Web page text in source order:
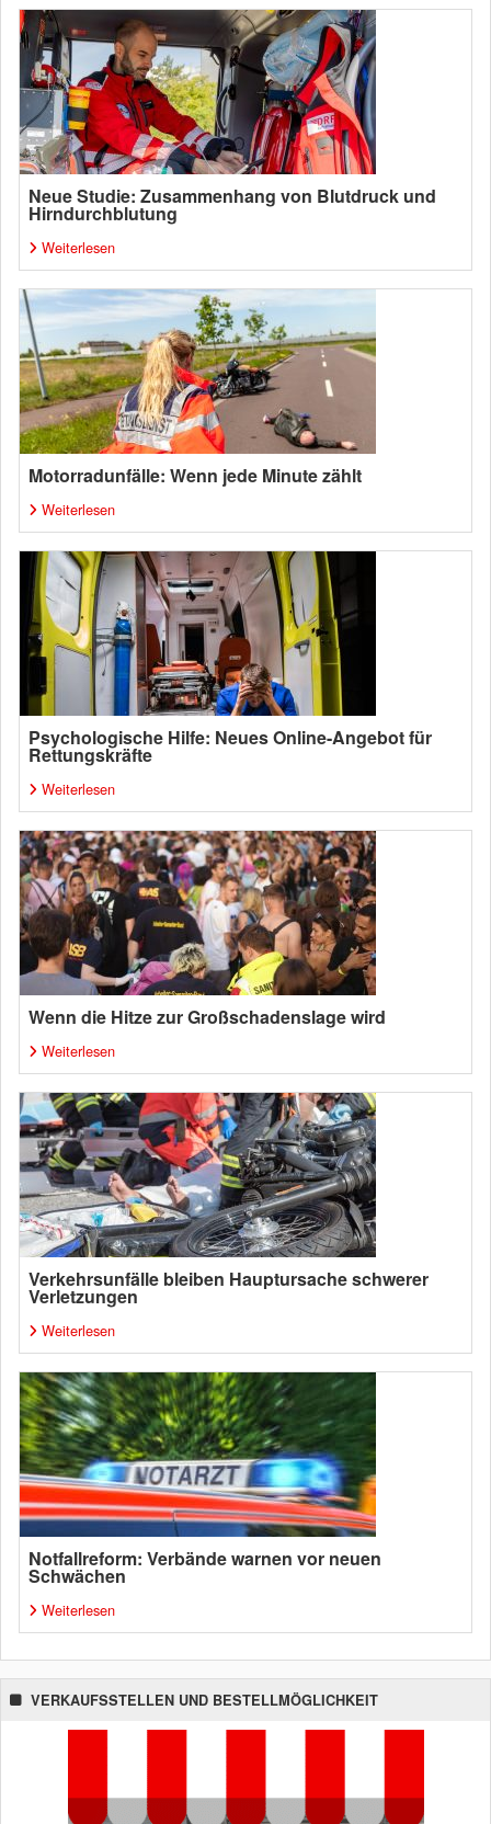
Neue Studie: Zusammenhang von Blutdruck und
Hirndurchblutung
Weiterlesen
Motorradunfälle: Wenn jede Minute zählt
Weiterlesen
Psychologische Hilfe: Neues Online-Angebot für
Rettungskräfte
Weiterlesen
Wenn die Hitze zur Großschadenslage wird
Weiterlesen
Verkehrsunfälle bleiben Hauptursache schwerer
Verletzungen
Weiterlesen
Notfallreform: Verbände warnen vor neuen
Schwächen
Weiterlesen
VERKAUFSSTELLEN UND BESTELLMÖGLICHKEIT